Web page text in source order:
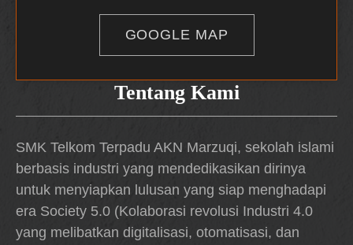
Tentang Kami
SMK Telkom Terpadu AKN Marzuqi, sekolah islami
berbasis industri yang mendedikasikan dirinya
untuk menyiapkan lulusan yang siap menghadapi
era Society 5.0 (Kolaborasi revolusi Industri 4.0
yang melibatkan digitalisasi, otomatisasi, dan
GOOGLE MAP